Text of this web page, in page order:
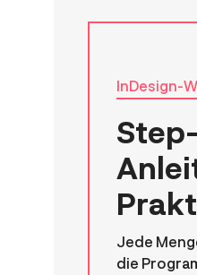
InDesign-
Jede
die